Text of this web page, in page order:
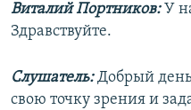
Виталий Портников:У
Здравствуйте.
Слушатель:Добрый
свою точку зрения и